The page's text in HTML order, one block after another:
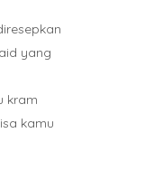
yang
kram
kamu